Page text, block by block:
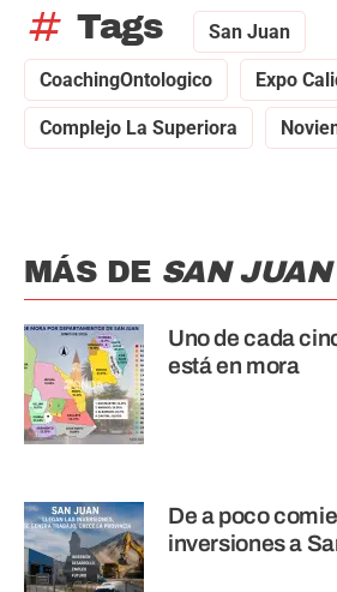
tag Tags San Juan
CoachingOntologico Expo
Complejo La Superiora
MÁS DE SAN JUAN
Uno de cada
está en mora
De a poco
inversiones a